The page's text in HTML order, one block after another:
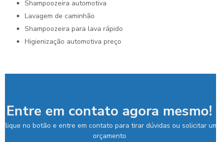
shampoozeira automotiva
lavagem de caminhão
shampoozeira para lava rápido
higienização automotiva preço
Entre em contato agora mesmo!
Clique no botão e entre em contato para tirar dúvidas ou solicitar um
orçamento